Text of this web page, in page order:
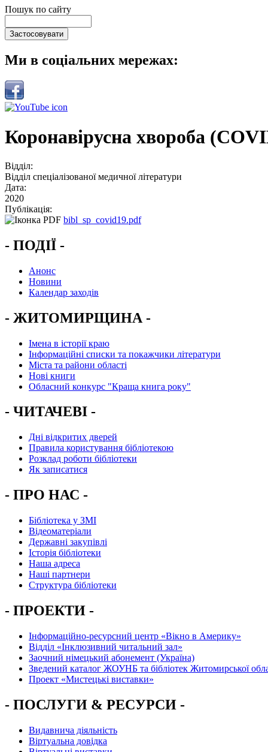
Пошук по сайту
Ми в соціальних мережах:
Коронавірусна хвороба
Відділ:
Відділ спеціалізованої медичної літератури
Дата:
2020
Публікація:
bibl_sp_covid19.pdf
- ПОДІЇ -
Анонс
Новини
Календар заходів
- ЖИТОМИРЩИНА -
Імена в історії краю
Інформаційні списки та покажчики літератури
Міста та райони області
Нові книги
Обласний конкурс "Краща книга року"
- ЧИТАЧЕВІ -
Дні відкритих дверей
Правила користування бібліотекою
Розклад роботи бібліотеки
Як записатися
- ПРО НАС -
Бібліотека у ЗМІ
Відеоматеріали
Державні закупівлі
Історія бібліотеки
Наша адреса
Наші партнери
Структура бібліотеки
- ПРОЕКТИ -
Інформаційно-ресурсний центр «Вікно в Америку»
Вiддiл «Інклюзивний читальний зал»
Заочний німецький абонемент (Україна)
Зведений каталог ЖОУНБ та бібліотек Житомирської
Проект «Мистецькі виставки»
- ПОСЛУГИ & РЕСУРСИ -
Видавнича діяльність
Віртуальна довідка